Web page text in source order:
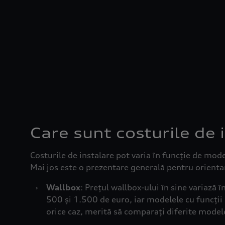
Care sunt costurile de
Costurile de instalare pot varia în funcție de
Mai jos este o prezentare generală pentru
›
Wallbox: Prețul wallbox-ului în sine variază
500 și 1.500 de euro, iar modelele cu
orice caz, merită să comparați diferite